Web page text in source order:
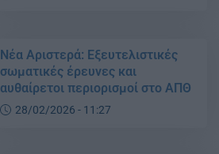
Νέα Αριστερά: Εξευτελιστικές
σωματικές έρευνες και
αυθαίρετοι περιορισμοί στο ΑΠΘ
28/02/2026 - 11:27